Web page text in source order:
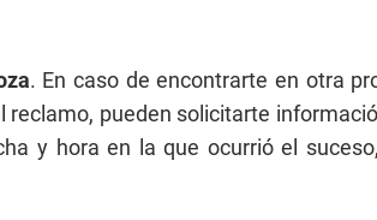
. En caso de encontrarte en otra
pueden solicitarte
y hora en la que ocurrió el